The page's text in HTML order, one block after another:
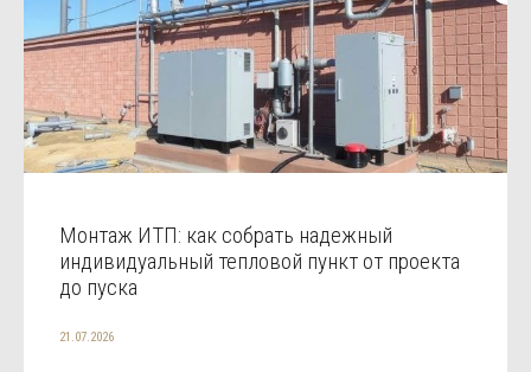
Монтаж ИТП: как собрать надежный
индивидуальный тепловой пункт от проекта
до пуска
21.07.2026